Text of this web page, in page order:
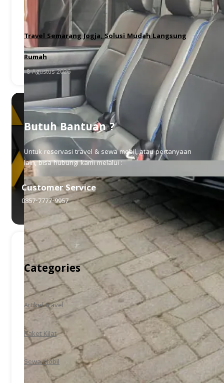
Travel Semarang Jogja, Solusi Mudah Langsung
Rumah
8 Agustus 2026
Butuh Bantuan ?
Untuk reservasi travel & sewa mobil, atau pertanyaan
lain, bisa hubungi kami melalui :
Customer Service
0857-7777-9957
Categories
Artikel Travel
Paket Kilat
Sewa Mobil